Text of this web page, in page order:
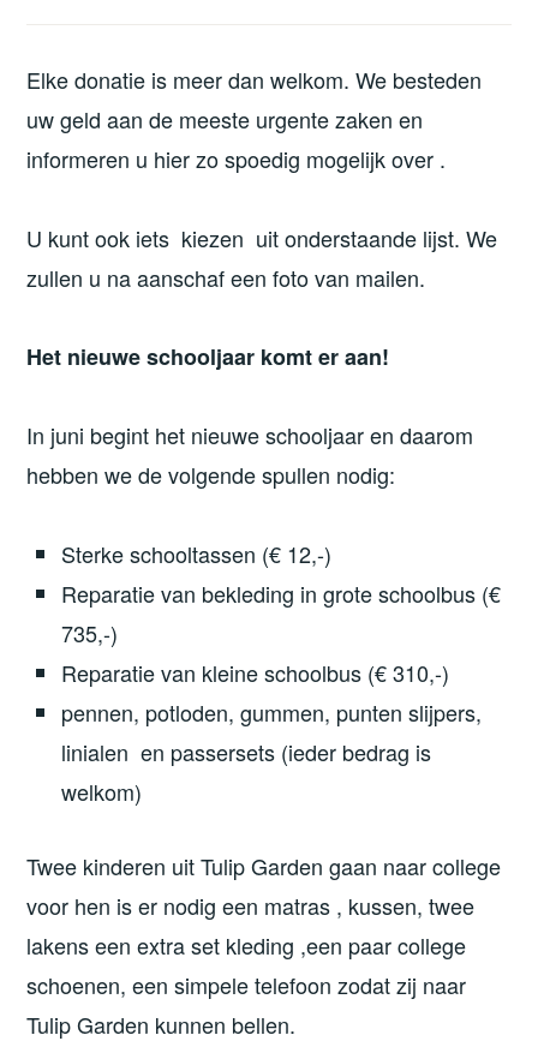
Elke donatie is meer dan welkom. We besteden
uw geld aan de meeste urgente zaken en
informeren u hier zo spoedig mogelijk over .
U kunt ook iets kiezen uit onderstaande lijst. We
zullen u na aanschaf een foto van mailen.
Het nieuwe schooljaar komt er aan!
In juni begint het nieuwe schooljaar en daarom
hebben we de volgende spullen nodig:
Sterke schooltassen (€ 12,-)
Reparatie van bekleding in grote schoolbus (€
735,-)
Reparatie van kleine schoolbus (€ 310,-)
pennen, potloden, gummen, punten slijpers,
linialen en passersets (ieder bedrag is
welkom)
Twee kinderen uit Tulip Garden gaan naar college
voor hen is er nodig een matras , kussen, twee
lakens een extra set kleding ,een paar college
schoenen, een simpele telefoon zodat zij naar
Tulip Garden kunnen bellen.